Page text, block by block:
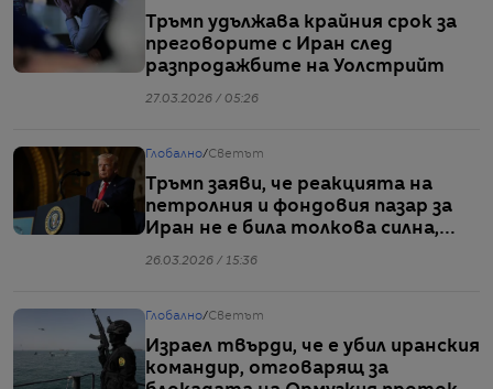
Тръмп удължава крайния срок за
преговорите с Иран след
разпродажбите на Уолстрийт
27.03.2026 / 05:26
Глобално/Светът
Тръмп заяви, че реакцията на
петролния и фондовия пазар за
Иран не е била толкова силна,
26.03.2026 / 15:36
Глобално/Светът
Израел твърди, че е убил иранския
командир, отговарящ за